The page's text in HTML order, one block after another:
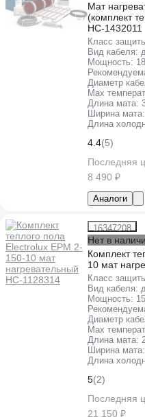
Мат
(комплект
НС-1432011
Класс
Вид кабеля:
Мощность:
Диаметр
Max
Длина мата:
Ширина мата:
Длина
4.4(5)
Последняя
8 490 ₽
Аналоги
16347208
Нет в
Комплект
10 мат
Класс
Вид кабеля:
Мощность:
Диаметр
Max
Длина мата:
Ширина мата:
Длина
5(2)
Последняя
21 150 ₽